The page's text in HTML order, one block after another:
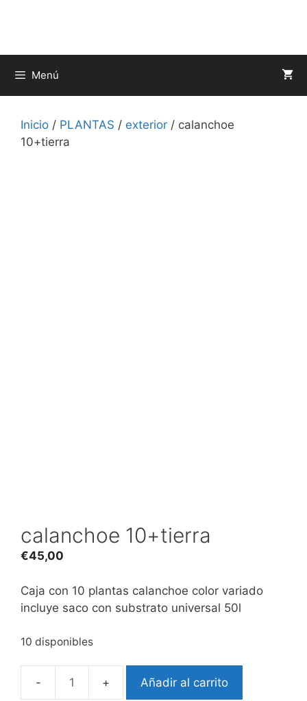
Menú
Inicio / PLANTAS / exterior / calanchoe
10+tierra
calanchoe 10+tierra
€45,00
Caja con 10 plantas calanchoe color variado
incluye saco con substrato universal 50l
10 disponibles
calanchoe
Añadir al carrito